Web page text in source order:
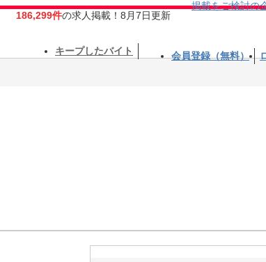
186,299件の求人掲載！8月7日更新
掲載をご検討の
キープしたバイト 会員登録（無料）